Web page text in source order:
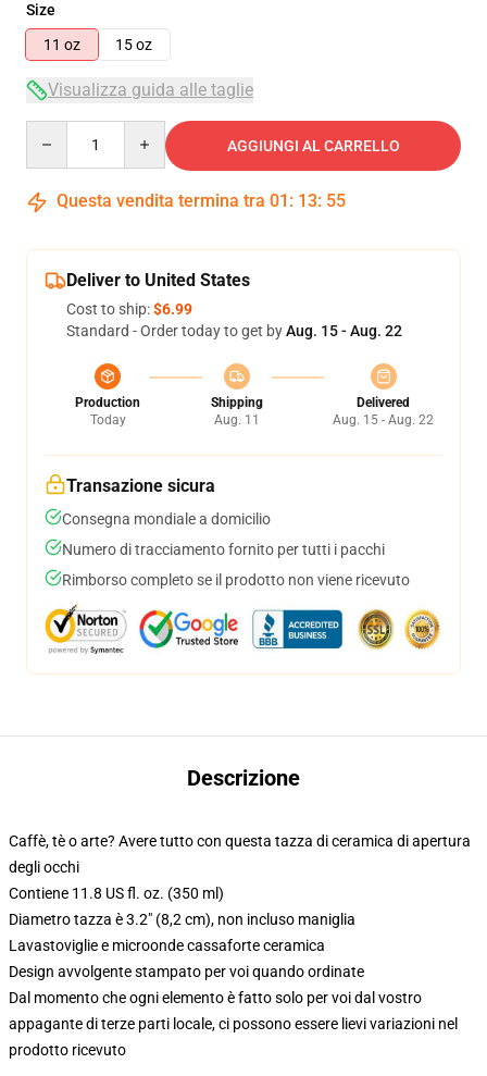
Size
11 oz
15 oz
Visualizza guida alle taglie
AGGIUNGI AL CARRELLO
Questa vendita termina tra 01 : 13: 55
Deliver to United States
Cost to ship:$6.99
Standard - Order today to get byAug. 15 - Aug. 22
Production
Today
Shipping
Aug. 11
Delivered
Aug. 15 - Aug. 22
Transazione sicura
Consegna mondiale a domicilio
Numero di tracciamento fornito per tutti i pacchi
Rimborso completo se il prodotto non viene ricevuto
Descrizione
Caffè, tè o arte? Avere tutto con questa tazza di ceramica di apertura
degli occhi
Contiene 11.8 US fl. oz. (350 ml)
Diametro tazza è 3.2" (8,2 cm), non incluso maniglia
Lavastoviglie e microonde cassaforte ceramica
Design avvolgente stampato per voi quando ordinate
Dal momento che ogni elemento è fatto solo per voi dal vostro
appagante di terze parti locale, ci possono essere lievi variazioni nel
prodotto ricevuto